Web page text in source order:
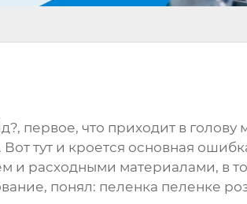
первое, что приходит в голову
тут и кроется основная
и расходными материалами, в
, понял: пеленка пеленке